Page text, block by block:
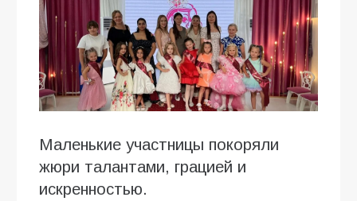
Маленькие участницы покоряли
жюри талантами, грацией и
искренностью.